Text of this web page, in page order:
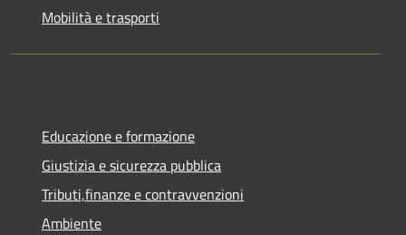
Mobilità e trasporti
Educazione e formazione
Giustizia e sicurezza pubblica
Tributi,finanze e contravvenzioni
Ambiente